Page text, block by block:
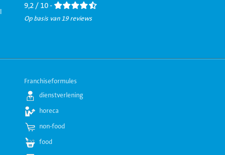
9,2 / 10 -
Op basis van 19 reviews
Franchiseformules
dienstverlening
horeca
non-food
food